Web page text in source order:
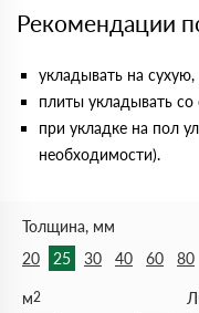
Рекомендации
укладывать на
плиты укладывать
при укладке на пол
необходимости).
Толщина, мм
20
25 30 40 60 80
м2